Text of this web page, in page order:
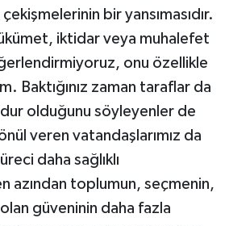
bir yansımasıdır.
iktidar veya muhalefet
onu özellikle
Baktığınız zaman taraflar da
olduğunu söyleyenler de
veren vatandaşlarımız da
daha sağlıklı
azından toplumun, seçmenin,
güveninin daha fazla